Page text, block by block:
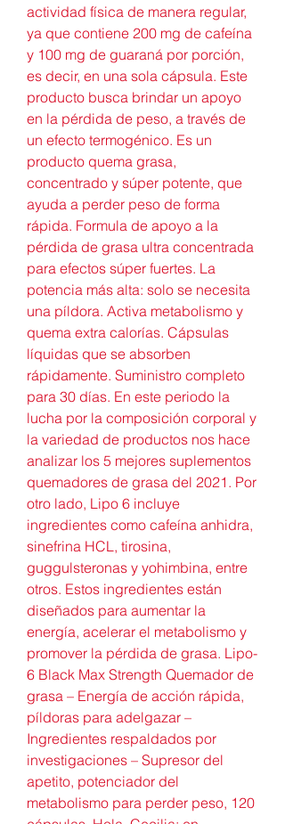
actividad física de manera regular,
ya que contiene 200 mg de cafeína
y 100 mg de guaraná por porción,
es decir, en una sola cápsula. Este
producto busca brindar un apoyo
en la pérdida de peso, a través de
un efecto termogénico. Es un
producto quema grasa,
concentrado y súper potente, que
ayuda a perder peso de forma
rápida. Formula de apoyo a la
pérdida de grasa ultra concentrada
para efectos súper fuertes. La
potencia más alta: solo se necesita
una píldora. Activa metabolismo y
quema extra calorías. Cápsulas
líquidas que se absorben
rápidamente. Suministro completo
para 30 días. En este periodo la
lucha por la composición corporal y
la variedad de productos nos hace
analizar los 5 mejores suplementos
quemadores de grasa del 2021. Por
otro lado, Lipo 6 incluye
ingredientes como cafeína anhidra,
sinefrina HCL, tirosina,
guggulsteronas y yohimbina, entre
otros. Estos ingredientes están
diseñados para aumentar la
energía, acelerar el metabolismo y
promover la pérdida de grasa. Lipo-
6 Black Max Strength Quemador de
grasa – Energía de acción rápida,
píldoras para adelgazar –
Ingredientes respaldados por
investigaciones – Supresor del
apetito, potenciador del
metabolismo para perder peso, 120